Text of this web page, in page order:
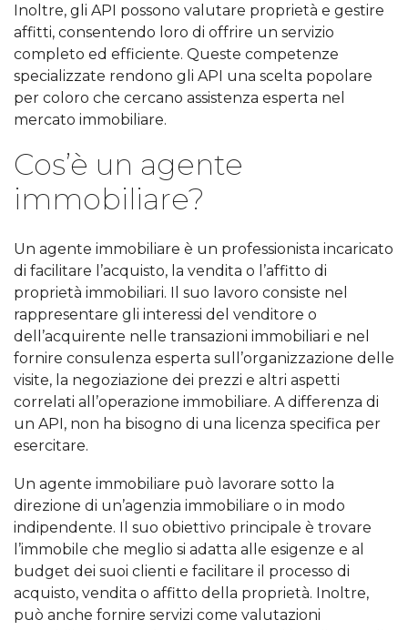
Inoltre, gli API possono valutare proprietà e gestire
affitti, consentendo loro di offrire un servizio
completo ed efficiente. Queste competenze
specializzate rendono gli API una scelta popolare
per coloro che cercano assistenza esperta nel
mercato immobiliare.
Cos’è un agente
immobiliare?
Un agente immobiliare è un professionista incaricato
di facilitare l’acquisto, la vendita o l’affitto di
proprietà immobiliari. Il suo lavoro consiste nel
rappresentare gli interessi del venditore o
dell’acquirente nelle transazioni immobiliari e nel
fornire consulenza esperta sull’organizzazione delle
visite, la negoziazione dei prezzi e altri aspetti
correlati all’operazione immobiliare. A differenza di
un API, non ha bisogno di una licenza specifica per
esercitare.
Un agente immobiliare può lavorare sotto la
direzione di un’agenzia immobiliare o in modo
indipendente. Il suo obiettivo principale è trovare
l’immobile che meglio si adatta alle esigenze e al
budget dei suoi clienti e facilitare il processo di
acquisto, vendita o affitto della proprietà. Inoltre,
può anche fornire servizi come valutazioni